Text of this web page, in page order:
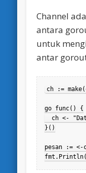
Channel
antara
untuk
antar
ch :=
go func() {
ch <-
}()
pesan := <-